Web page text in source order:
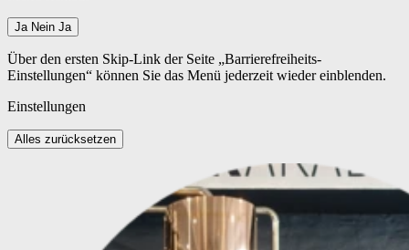
Ja Nein Ja
Über den ersten Skip-Link der Seite „Barrierefreiheits-
Einstellungen“ können Sie das Menü jederzeit wieder einblenden.
Einstellungen
Alles zurücksetzen